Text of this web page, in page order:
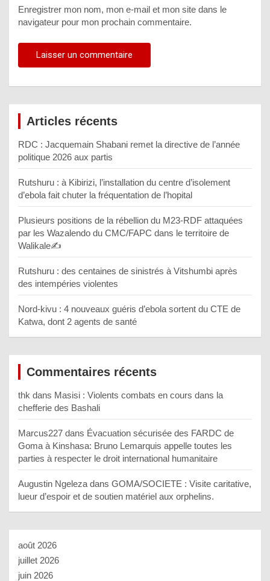
Enregistrer mon nom, mon e-mail et mon site dans le
navigateur pour mon prochain commentaire.
Articles récents
RDC : Jacquemain Shabani remet la directive de l’année
politique 2026 aux partis
Rutshuru : à Kibirizi, l’installation du centre d’isolement
d’ebola fait chuter la fréquentation de l’hopital
Plusieurs positions de la rébellion du M23-RDF attaquées
par les Wazalendo du CMC/FAPC dans le territoire de
Walikale✍️
Rutshuru : des centaines de sinistrés à Vitshumbi après
des intempéries violentes
Nord-kivu : 4 nouveaux guéris d’ebola sortent du CTE de
Katwa, dont 2 agents de santé
Commentaires récents
thk dans Masisi : Violents combats en cours dans la
chefferie des Bashali
Marcus227 dans Évacuation sécurisée des FARDC de
Goma à Kinshasa: Bruno Lemarquis appelle toutes les
parties à respecter le droit international humanitaire
Augustin Ngeleza dans GOMA/SOCIETE : Visite caritative,
lueur d’espoir et de soutien matériel aux orphelins.
août 2026
juillet 2026
juin 2026